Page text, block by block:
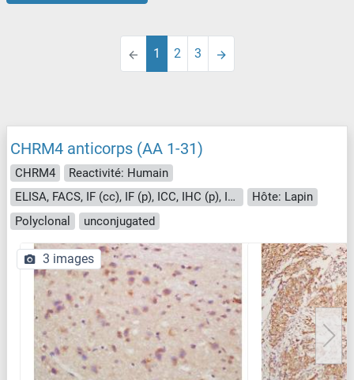
1 2 3
CHRM4 anticorps (AA 1-31)
CHRM4
Reactivité: Humain
ELISA, FACS, IF (cc), IF (p), ICC, IHC (p), IHC (fro)
Hôte: Lapin
Polyclonal
unconjugated
3 images